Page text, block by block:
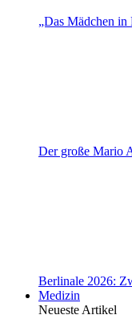
„Das Mädchen
Der große Mario
Berlinale 2026:
Medizin
Neueste Artikel